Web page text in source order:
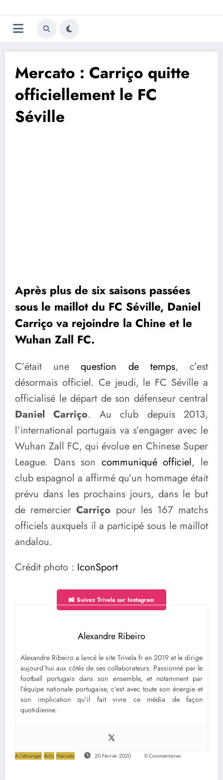
au
contenu
Trivela
L'actualité du football
Mercato : Carriço quitte
officiellement le FC
Séville
Après plus de six saisons passées
sous le maillot du FC Séville, Daniel
Carriço va rejoindre la Chine et le
Wuhan Zall FC.
C’était unequestion de temps, c’est
désormais officiel. Ce jeudi, le FC Séville a
officialisé le départ de son défenseur central
Daniel Carriço. Au club depuis 2013,
l’international portugais va s’engager avec le
Wuhan Zall FC, qui évolue en Chinese Super
League. Dans son communiqué officiel, le
club espagnol a affirmé qu’un hommage était
prévu dans les prochains jours, dans le but
de remercierCarriço pour les 167 matchs
officiels auxquels il a participé sous le maillot
andalou.
Crédit photo : IconSport
📸 Suivez Trivela sur Instagram
Alexandre Ribeiro
Alexandre Ribeiro a lancé le site Trivela.fr en 2019 et le dirige
aujourd’hui aux côtés de ses collaborateurs. Passionné par le
football portugais dans son ensemble, et notamment par
l’équipe nationale portugaise, c’est avec toute son énergie et
son implication qu’il fait vivre ce média de façon
quotidienne.
A L'étranger Actu Mercato 20 Février 2020 0 Commentaires